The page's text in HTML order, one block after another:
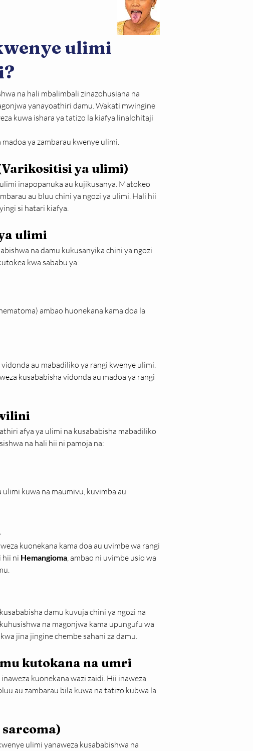
ulimi
na hali mbalimbali zinazohusiana na
yanayoathiri damu. Wakati mwingine
kuwa ishara ya tatizo la kiafya linalohitaji
ya zambarau kwenye ulimi.
ya ulimi)
inapopanuka au kujikusanya. Matokeo
au bluu chini ya ngozi ya ulimi. Hali hii
si hatari kiafya.
ulimi
na damu kukusanyika chini ya ngozi
kwa sababu ya:
ambao huonekana kama doa la
au mabadiliko ya rangi kwenye ulimi.
kusababisha vidonda au madoa ya rangi
afya ya ulimi na kusababisha mabadiliko
na hali hii ni pamoja na:
kuwa na maumivu, kuvimba au
kuonekana kama doa au uvimbe wa rangi
hii ni Hemangioma, ambao ni uvimbe usio wa
damu kuvuja chini ya ngozi na
na magonjwa kama upungufu wa
kwa jina jingine chembe sahani za damu.
kutokana na umri
kuonekana wazi zaidi. Hii inaweza
au zambarau bila kuwa na tatizo kubwa la
sarcoma)
ulimi yanaweza kusababishwa na